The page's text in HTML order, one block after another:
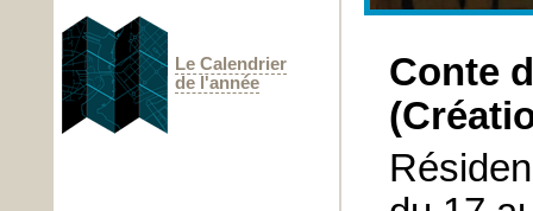
Le Calendrier
de l'année
Conte